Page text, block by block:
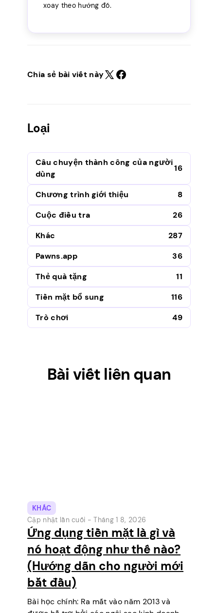
xoay theo hướng đó.
Chia sẻ bài viết này
Loại
Câu chuyện thành công của người
dùng
16
Chương trình giới thiệu
8
Cuộc điều tra
26
Khác
287
Pawns.app
36
Thẻ quà tặng
11
Tiền mặt bổ sung
116
Trò chơi
49
Bài viết liên quan
KHÁC
Cập nhật lần cuối -Tháng 1 8, 2026
Ứng dụng tiền mặt là gì và
nó hoạt động như thế nào?
(Hướng dẫn cho người mới
bắt đầu)
Bài học chính: Ra mắt vào năm 2013 và